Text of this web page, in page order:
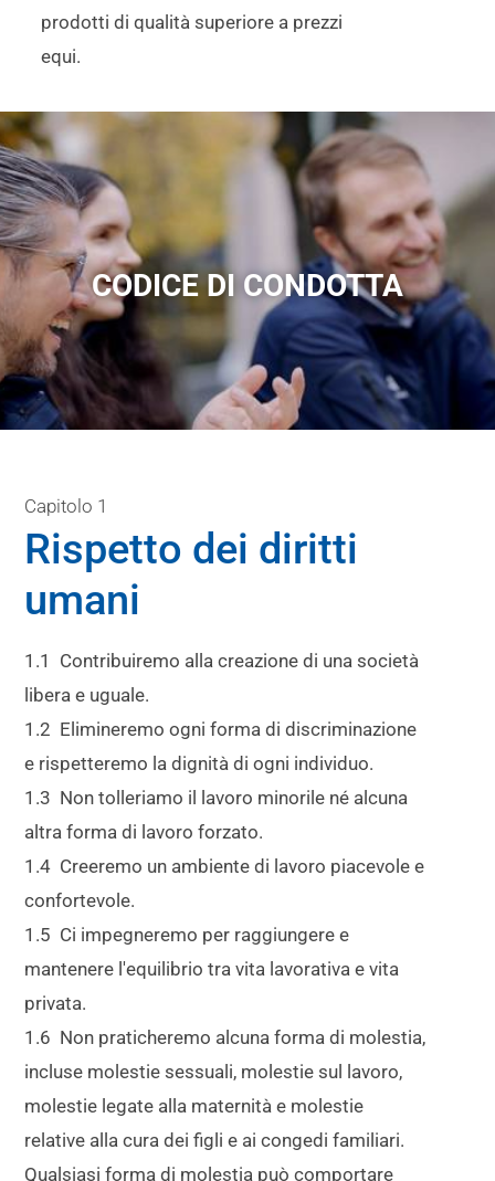
prodotti di qualità superiore a prezzi
equi.
CODICE DI CONDOTTA
Capitolo 1
Rispetto dei diritti
umani
1.1 Contribuiremo alla creazione di una società
libera e uguale.
1.2 Elimineremo ogni forma di discriminazione
e rispetteremo la dignità di ogni individuo.
1.3 Non tolleriamo il lavoro minorile né alcuna
altra forma di lavoro forzato.
1.4 Creeremo un ambiente di lavoro piacevole e
confortevole.
1.5 Ci impegneremo per raggiungere e
mantenere l'equilibrio tra vita lavorativa e vita
privata.
1.6 Non praticheremo alcuna forma di molestia,
incluse molestie sessuali, molestie sul lavoro,
molestie legate alla maternità e molestie
relative alla cura dei figli e ai congedi familiari.
Qualsiasi forma di molestia può comportare